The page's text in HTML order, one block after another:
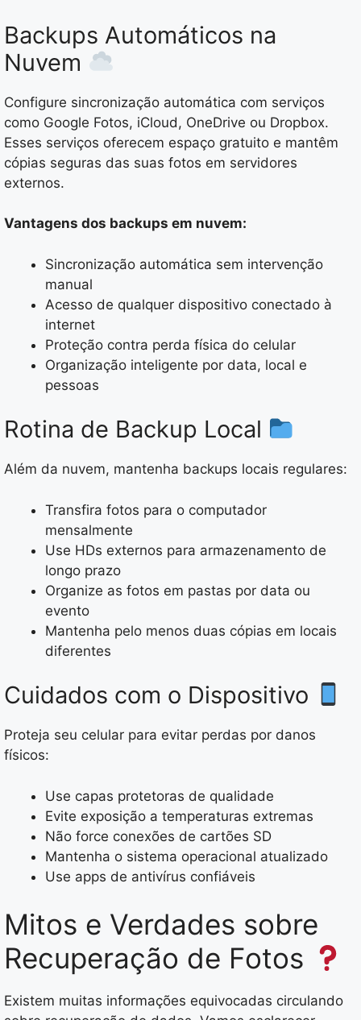
Backups Automáticos na
Nuvem
Configure sincronização automática com serviços
como Google Fotos, iCloud, OneDrive ou Dropbox.
Esses serviços oferecem espaço gratuito e mantêm
cópias seguras das suas fotos em servidores
externos.
Vantagens dos backups em nuvem:
Sincronização automática sem intervenção
manual
Acesso de qualquer dispositivo conectado à
internet
Proteção contra perda física do celular
Organização inteligente por data, local e
pessoas
Rotina de Backup Local
Além da nuvem, mantenha backups locais regulares:
Transfira fotos para o computador
mensalmente
Use HDs externos para armazenamento de
longo prazo
Organize as fotos em pastas por data ou
evento
Mantenha pelo menos duas cópias em locais
diferentes
Cuidados com o Dispositivo
Proteja seu celular para evitar perdas por danos
físicos:
Use capas protetoras de qualidade
Evite exposição a temperaturas extremas
Não force conexões de cartões SD
Mantenha o sistema operacional atualizado
Use apps de antivírus confiáveis
Mitos e Verdades sobre
Recuperação de Fotos
Existem muitas informações equivocadas circulando